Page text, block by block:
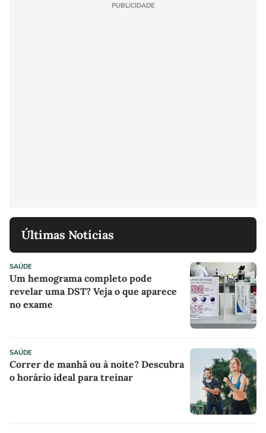
PUBLICIDADE
Últimas Notícias
SAÚDE
Um hemograma completo pode
revelar uma DST? Veja o que aparece
no exame
SAÚDE
Correr de manhã ou à noite? Descubra
o horário ideal para treinar